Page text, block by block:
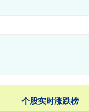
个股实时涨跌榜